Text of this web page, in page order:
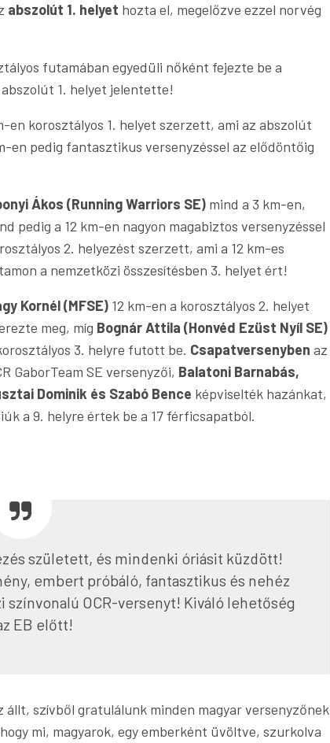
abszolút 1. helyet hozta el, megelőzve ezzel norvég
futamában egyedüli nőként fejezte be a
1. helyet jelentette!
en korosztályos 1. helyet szerzett, ami az abszolút
en pedig fantasztikus versenyzéssel az elődöntőig
Ákos (Running Warriors SE) mind a 3 km-en,
pedig a 12 km-en nagyon magabiztos versenyzéssel
2. helyezést szerzett, ami a 12 km-es
a nemzetközi összesítésben 3. helyet ért!
Kornél (MFSE) 12 km-en a korosztályos 2. helyet
meg, míg Bognár Attila (Honvéd Ezüst Nyíl SE)
3. helyre futott be. Csapatversenyben az
GaborTeam SE versenyzői, Balatoni Barnabás,
Dominik és Szabó Bence képviselték hazánkat,
a 9. helyre értek be a 17 férficsapatból.
született, és mindenki óriásit küzdött!
embert próbáló, fantasztikus és nehéz
OCR-versenyt! Kiváló lehetőség
EB előtt!
szívből gratulálunk minden magyar versenyzőnek
mi, magyarok, egy emberként üvöltve, szurkolva